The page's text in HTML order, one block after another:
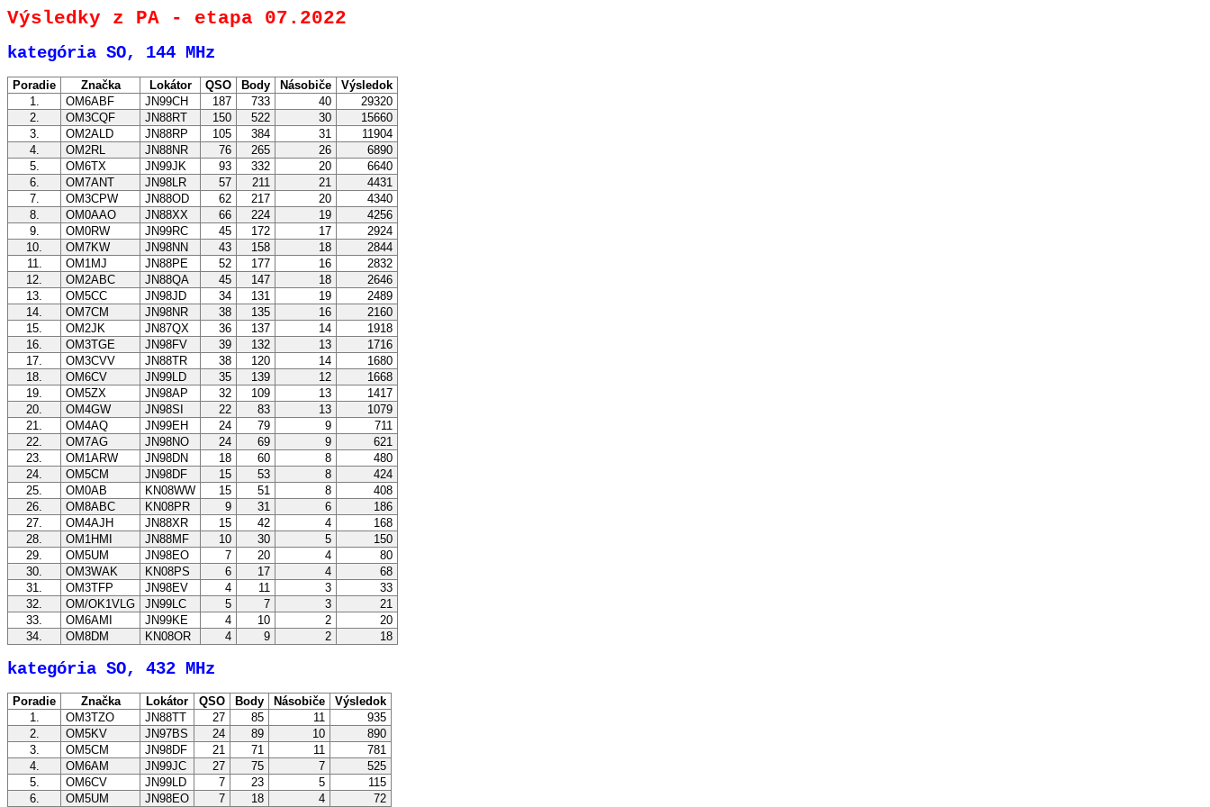
Výsledky z PA - etapa 07.2022
kategória SO, 144 MHz
Poradie Značka Lokátor QSO Body Násobiče
Výsledok
1.
OM6ABF JN99CH 187 733 40
29320
2.
OM3CQF JN88RT 150 522 30
15660
3.
OM2ALD JN88RP 105 384 31
11904
4.
OM2RL JN88NR 76 265 26
6890
5.
OM6TX JN99JK 93 332 20
6640
6.
OM7ANT JN98LR 57 211 21
4431
7.
OM3CPW JN88OD 62 217 20
4340
8.
OM0AAO JN88XX 66 224 19
4256
9.
OM0RW JN99RC 45 172 17
2924
10.
OM7KW JN98NN 43 158 18
2844
11.
OM1MJ JN88PE 52 177 16
2832
12.
OM2ABC JN88QA 45 147 18
2646
13.
OM5CC JN98JD 34 131 19
2489
14.
OM7CM JN98NR 38 135 16
2160
15.
OM2JK JN87QX 36 137 14
1918
16.
OM3TGE JN98FV 39 132 13
1716
17.
OM3CVV JN88TR 38 120 14
1680
18.
OM6CV JN99LD 35 139 12
1668
19.
OM5ZX JN98AP 32 109 13
1417
20.
OM4GW JN98SI 22 83 13
1079
21.
OM4AQ JN99EH 24 79 9
711
22.
OM7AG JN98NO 24 69 9
621
23.
OM1ARW JN98DN 18 60 8
480
24.
OM5CM JN98DF 15 53 8
424
25.
OM0AB KN08WW 15 51 8
408
26.
OM8ABC KN08PR 9 31 6
186
27.
OM4AJH JN88XR 15 42 4
168
28.
OM1HMI JN88MF 10 30 5
150
29.
OM5UM JN98EO 7 20 4
80
30.
OM3WAK KN08PS 6 17 4
68
31.
OM3TFP JN98EV 4 11 3
33
32.
OM/OK1VLG JN99LC 5 7 3
21
33.
OM6AMI JN99KE 4 10 2
20
34.
OM8DM KN08OR 4 9 2 18
kategória SO, 432 MHz
Poradie Značka Lokátor QSO Body Násobiče
Výsledok
1.
OM3TZO JN88TT 27 85 11
935
2.
OM5KV JN97BS 24 89 10
890
3.
OM5CM JN98DF 21 71 11
781
4.
OM6AM JN99JC 27 75 7
525
5.
OM6CV JN99LD 7 23 5
115
6.
OM5UM JN98EO 7 18 4 72